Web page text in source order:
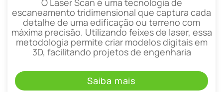
escaneamento tridimensional que captura cada
detalhe de uma edificação ou terreno com
máxima precisão. Utilizando feixes de laser, essa
metodologia permite criar modelos digitais em
3D, facilitando projetos de engenharia
Saiba mais